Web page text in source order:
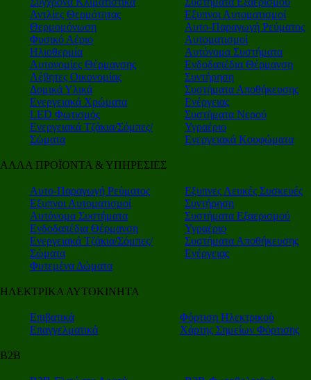
Αντλίες Θερμότητας
Θερμομόνωση
Φυσικό Αέριο
Ηλιοθερμία
Αυτονομίες Θέρμανσης
Λέβητες Οικονομίας
Δομικά Υλικά
Ενεργειακά Χρώματα
LED Φωτισμός
Ενεργειακά Τζάκια/Σόμπες/
Σώματα
Εξυπνοι Αυτοματισμοί
Αυτο-Παραγωγή Ρεύματος
Αυτοματισμοί
Αυτόνομα Συστήματα
Ενδοδαπέδια Θέρμανση
Συντήρηση
Συστήματα Αποθήκευσης
Ενέργειας
Συστήματα Νερού
Υγραέριο
Ενεργειακά Κουφώματα
ΑΛΛΑ ΠΡΟΪΟΝΤΑ & ΥΠΗΡΕΣΙΕΣ
Αυτο-Παραγωγή Ρεύματος
Εξυπνοι Αυτοματισμοί
Αυτόνομα Συστήματα
Ενδοδαπέδια Θέρμανση
Ενεργειακά Τζάκια/Σόμπες/
Σώματα
Φυτεμένα Δώματα
Εξυπνες Λευκές Συσκευές
Συντήρηση
Συστήματα Εξαερισμού
Υγραέριο
Συστήματα Αποθήκευσης
Ενέργειας
ΗΛΕΚΤΡΙΚΑ ΑΥΤΟΚΙΝΗΤΑ
Επιβατικά
Επαγγελματικά
Φόρτιση Ηλεκτρικού
Χάρτης Σημείων Φόρτισης
Β2Β